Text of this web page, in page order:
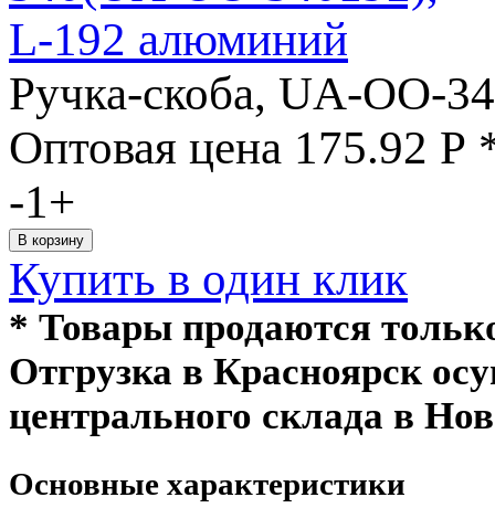
Ручка-скоба, UA-OO-
Оптовая цена 175.92 Р
-1+
Купить в один клик
* Товары продаются
Отгрузка в Красноярск
центрального склада в
Основные характеристики